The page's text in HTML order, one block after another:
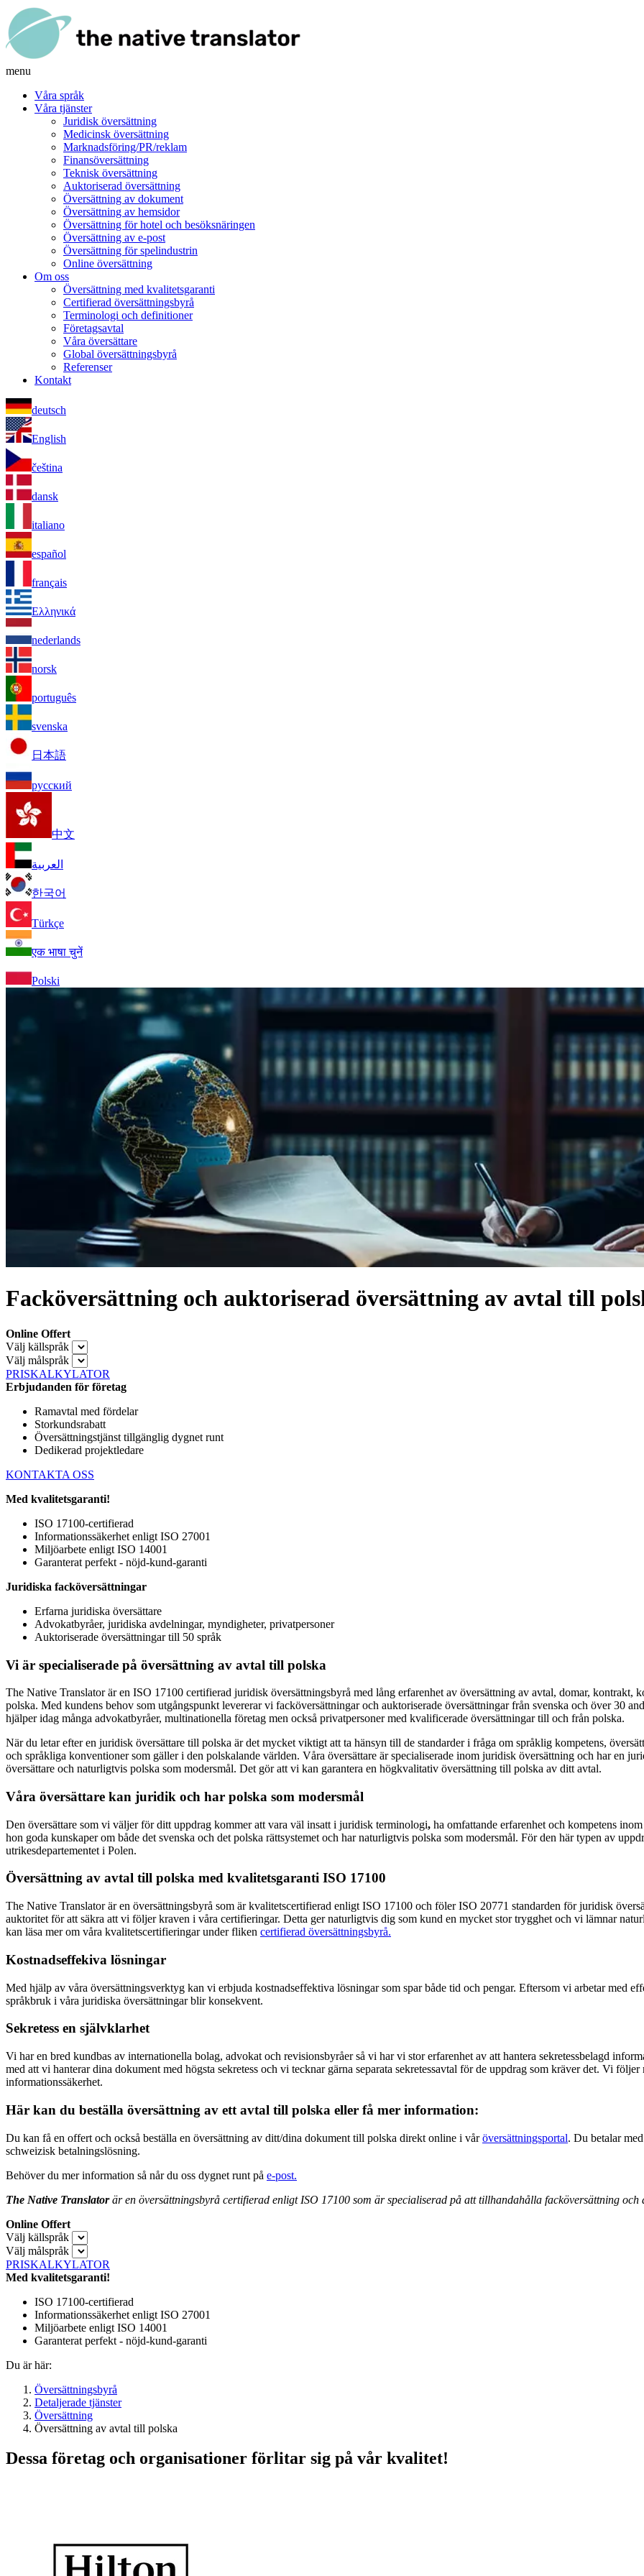
menu
Våra språk
Våra tjänster
Juridisk översättning
Medicinsk översättning
Marknadsföring/PR/reklam
Finansöversättning
Teknisk översättning
Auktoriserad översättning
Översättning av dokument
Översättning av hemsidor
Översättning för hotel och besöksnäringen
Översättning av e-post
Översättning för spelindustrin
Online översättning
Om oss
Översättning med kvalitetsgaranti
Certifierad översättningsbyrå
Terminologi och definitioner
Företagsavtal
Våra översättare
Global översättningsbyrå
Referenser
Kontakt
deutsch
English
čeština
dansk
italiano
español
français
Ελληνικά
nederlands
norsk
português
svenska
日本語
русский
中文
العربية
한국어
Türkçe
एक भाषा चुनें
Polski
Facköversättning och auktoriserad översättning av avtal till
Online Offert
Välj källspråk
Välj målspråk
PRISKALKYLATOR
Erbjudanden för företag
Ramavtal med fördelar
Storkundsrabatt
Översättningstjänst tillgänglig dygnet runt
Dedikerad projektledare
KONTAKTA OSS
Med kvalitetsgaranti!
ISO 17100-certifierad
Informationssäkerhet enligt ISO 27001
Miljöarbete enligt ISO 14001
Garanterat perfekt - nöjd-kund-garanti
Juridiska facköversättningar
Erfarna juridiska översättare
Advokatbyråer, juridiska avdelningar, myndigheter, privatpersoner
Auktoriserade översättningar till 50 språk
Vi är specialiserade på översättning av avtal till polska
The Native Translator är en ISO 17100 certifierad juridisk översättningsbyrå med lång erfarenhet av översättning av avtal, domar, kontrakt,
polska. Med kundens behov som utgångspunkt levererar vi facköversättningar och auktoriserade översättningar från svenska och över 30
hjälper idag många advokatbyråer, multinationella företag men också privatpersoner med kvalificerade översättningar till och från polska.
När du letar efter en juridisk översättare till polska är det mycket viktigt att ta hänsyn till de standarder i fråga om språklig kompetens,
och språkliga konventioner som gäller i den polskalande världen. Våra översättare är specialiserade inom juridisk översättning och har en
översättare och naturligtvis polska som modersmål. Det gör att vi kan garantera en högkvalitativ översättning till polska av ditt avtal.
Våra översättare kan juridik och har polska som modersmål
Den översättare som vi väljer för ditt uppdrag kommer att vara väl insatt i juridisk terminologi, ha omfattande erfarenhet och kompetens
hon goda kunskaper om både det svenska och det polska rättsystemet och har naturligtvis polska som modersmål. För den här typen av
utrikesdepartementet i Polen.
Översättning av avtal till polska med kvalitetsgaranti ISO 17100
The Native Translator är en översättningsbyrå som är kvalitetscertifierad enligt ISO 17100 och föler ISO 20771 standarden för juridisk
auktoritet för att säkra att vi följer kraven i våra certifieringar. Detta ger naturligtvis dig som kund en mycket stor trygghet och vi lämnar
kan läsa mer om våra kvalitetscertifieringar under fliken certifierad översättningsbyrå.
Kostnadseffekiva lösningar
Med hjälp av våra översättningsverktyg kan vi erbjuda kostnadseffektiva lösningar som spar både tid och pengar. Eftersom vi arbetar med
språkbruk i våra juridiska översättningar blir konsekvent.
Sekretess en självklarhet
Vi har en bred kundbas av internationella bolag, advokat och revisionsbyråer så vi har vi stor erfarenhet av att hantera sekretessbelagd
med att vi hanterar dina dokument med högsta sekretess och vi tecknar gärna separata sekretessavtal för de uppdrag som kräver det. Vi
informationssäkerhet.
Här kan du beställa översättning av ett avtal till polska eller få mer information:
Du kan få en offert och också beställa en översättning av ditt/dina dokument till polska direkt online i våröversättningsportal. Du betalar
schweizisk betalningslösning.
Behöver du mer information så når du oss dygnet runt på e-post.
The Native Translatorär en översättningsbyrå certifierad enligt ISO 17100 som är specialiserad på att tillhandahålla facköversättning
Online Offert
Välj källspråk
Välj målspråk
PRISKALKYLATOR
Med kvalitetsgaranti!
ISO 17100-certifierad
Informationssäkerhet enligt ISO 27001
Miljöarbete enligt ISO 14001
Garanterat perfekt - nöjd-kund-garanti
Du är här:
Översättningsbyrå
Detaljerade tjänster
Översättning
Översättning av avtal till polska
Dessa företag och organisationer förlitar sig på vår kvalitet!